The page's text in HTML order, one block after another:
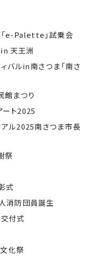
e-Palette」試乗会
天王洲
バルin南さつま「南さ
まつり
ト2025
ル2025南さつま市長
祭
式
消防団員誕生
付式
化祭